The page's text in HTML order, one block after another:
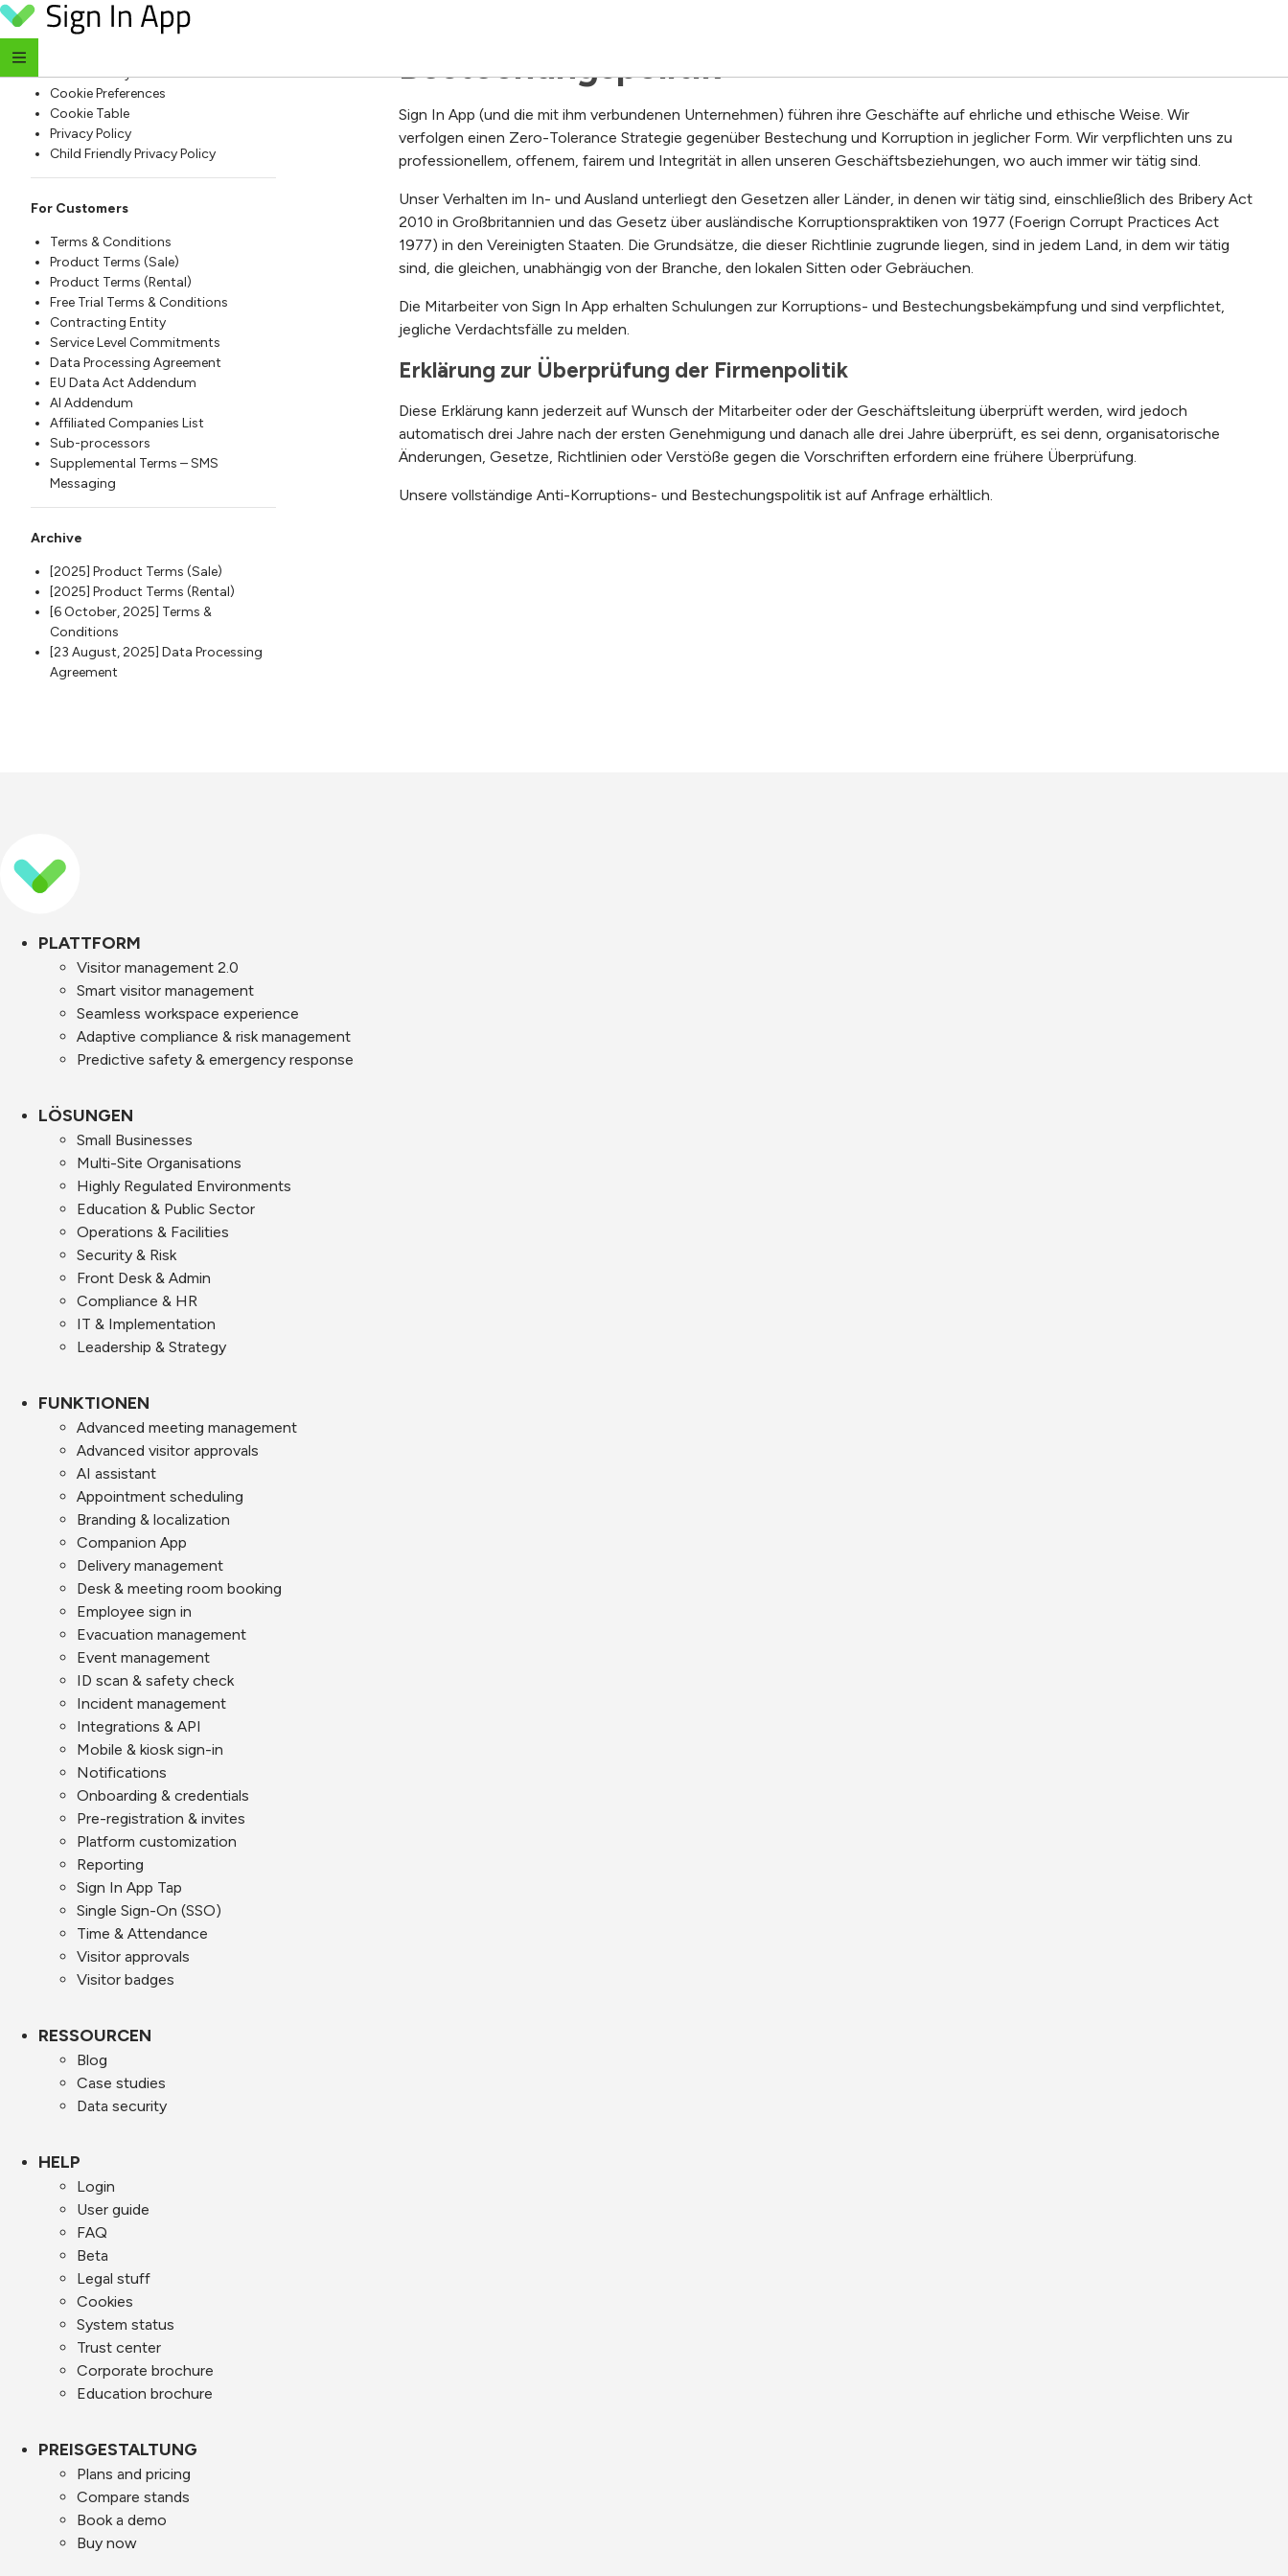
Skip to content
For Everyone
Cookie Policy
Cookie Preferences
Cookie Table
Privacy Policy
Child Friendly Privacy Policy
For Customers
Terms & Conditions
Product Terms (Sale)
Product Terms (Rental)
Free Trial Terms & Conditions
Contracting Entity
Service Level Commitments
Data Processing Agreement
EU Data Act Addendum
AI Addendum
Affiliated Companies List
Sub-processors
Supplemental Terms – SMS
Messaging
Archive
[2025] Product Terms (Sale)
[2025] Product Terms (Rental)
[6 October, 2025] Terms &
Conditions
[23 August, 2025] Data Processing
Agreement
Bestechungspolitik
Sign In App (und die mit ihm verbundenen Unternehmen) führen ihre Geschäfte auf ehrliche und ethische Weise. Wir
verfolgen einen Zero-Tolerance Strategie gegenüber Bestechung und Korruption in jeglicher Form. Wir verpflichten uns zu
professionellem, offenem, fairem und Integrität in allen unseren Geschäftsbeziehungen, wo auch immer wir tätig sind.
Unser Verhalten im In- und Ausland unterliegt den Gesetzen aller Länder, in denen wir tätig sind, einschließlich des Bribery Act
2010 in Großbritannien und das Gesetz über ausländische Korruptionspraktiken von 1977 (Foerign Corrupt Practices Act
1977) in den Vereinigten Staaten. Die Grundsätze, die dieser Richtlinie zugrunde liegen, sind in jedem Land, in dem wir tätig
sind, die gleichen, unabhängig von der Branche, den lokalen Sitten oder Gebräuchen.
Die Mitarbeiter von Sign In App erhalten Schulungen zur Korruptions- und Bestechungsbekämpfung und sind verpflichtet,
jegliche Verdachtsfälle zu melden.
Erklärung zur Überprüfung der Firmenpolitik
Diese Erklärung kann jederzeit auf Wunsch der Mitarbeiter oder der Geschäftsleitung überprüft werden, wird jedoch
automatisch drei Jahre nach der ersten Genehmigung und danach alle drei Jahre überprüft, es sei denn, organisatorische
Änderungen, Gesetze, Richtlinien oder Verstöße gegen die Vorschriften erfordern eine frühere Überprüfung.
Unsere vollständige Anti-Korruptions- und Bestechungspolitik ist auf Anfrage erhältlich.
PLATTFORM
Visitor management 2.0
Smart visitor management
Seamless workspace experience
Adaptive compliance & risk management
Predictive safety & emergency response
LÖSUNGEN
Small Businesses
Multi-Site Organisations
Highly Regulated Environments
Education & Public Sector
Operations & Facilities
Security & Risk
Front Desk & Admin
Compliance & HR
IT & Implementation
Leadership & Strategy
FUNKTIONEN
Advanced meeting management
Advanced visitor approvals
AI assistant
Appointment scheduling
Branding & localization
Companion App
Delivery management
Desk & meeting room booking
Employee sign in
Evacuation management
Event management
ID scan & safety check
Incident management
Integrations & API
Mobile & kiosk sign-in
Notifications
Onboarding & credentials
Pre-registration & invites
Platform customization
Reporting
Sign In App Tap
Single Sign-On (SSO)
Time & Attendance
Visitor approvals
Visitor badges
RESSOURCEN
Blog
Case studies
Data security
HELP
Login
User guide
FAQ
Beta
Legal stuff
Cookies
System status
Trust center
Corporate brochure
Education brochure
PREISGESTALTUNG
Plans and pricing
Compare stands
Book a demo
Buy now